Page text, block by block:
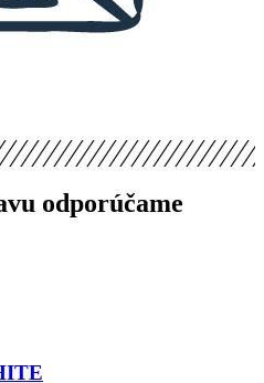
odporúčame